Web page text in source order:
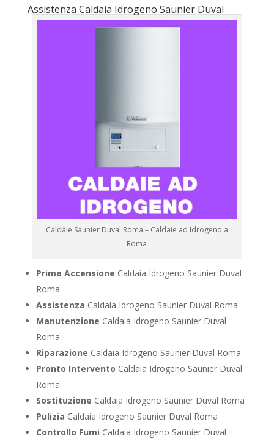
Assistenza Caldaia Idrogeno Saunier Duval
Caldaie Saunier Duval Roma – Caldaie ad Idrogeno a
Roma
Prima Accensione Caldaia Idrogeno Saunier Duval
Roma
Assistenza Caldaia Idrogeno Saunier Duval Roma
Manutenzione Caldaia Idrogeno Saunier Duval
Roma
Riparazione Caldaia Idrogeno Saunier Duval Roma
Pronto Intervento Caldaia Idrogeno Saunier Duval
Roma
Sostituzione Caldaia Idrogeno Saunier Duval Roma
Pulizia Caldaia Idrogeno Saunier Duval Roma
Controllo Fumi Caldaia Idrogeno Saunier Duval